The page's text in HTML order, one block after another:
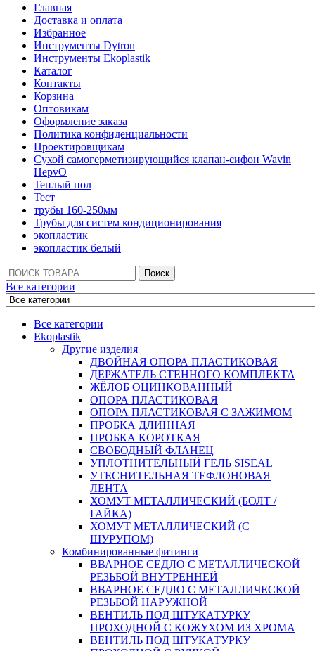
Главная
Доставка и оплата
Избранное
Инструменты Dytron
Инструменты Ekoplastik
Каталог
Контакты
Корзина
Оптовикам
Оформление заказа
Политика конфиденциальности
Проектировщикам
Сухой самогерметизирующийся клапан-сифон Wavin
HepvO
Теплый пол
Тест
трубы 160-250мм
Трубы для систем кондиционирования
экопластик
экопластик белый
Поиск:
Поиск
Все категории
Все категории
Ekoplastik
Другие изделия
ДВОЙНАЯ ОПОРА ПЛАСТИКОВАЯ
ДЕРЖАТЕЛЬ СТЕННОГО КОМПЛЕКТА
ЖЁЛОБ ОЦИНКОВАННЫЙ
ОПОРА ПЛАСТИКОВАЯ
ОПОРА ПЛАСТИКОВАЯ С ЗАЖИМОМ
ПРОБКА ДЛИННАЯ
ПРОБКА КОРОТКАЯ
СВОБОДНЫЙ ФЛАНЕЦ
УПЛОТНИТЕЛЬНЫЙ ГЕЛЬ SISEAL
УТЕСНИТЕЛЬНАЯ ТЕФЛОНОВАЯ
ЛЕНТА
ХОМУТ МЕТАЛЛИЧЕСКИЙ (БОЛТ /
ГАЙКА)
ХОМУТ МЕТАЛЛИЧЕСКИЙ (С
ШУРУПОМ)
Комбинированные фитинги
ВВАРНОЕ СЕДЛО С МЕТАЛЛИЧЕСКОЙ
РЕЗЬБОЙ ВНУТРЕННЕЙ
ВВАРНОЕ СЕДЛО С МЕТАЛЛИЧЕСКОЙ
РЕЗЬБОЙ НАРУЖНОЙ
ВЕНТИЛЬ ПОД ШТУКАТУРКУ
ПРОХОДНОЙ С КОЖУХОМ ИЗ ХРОМА
ВЕНТИЛЬ ПОД ШТУКАТУРКУ